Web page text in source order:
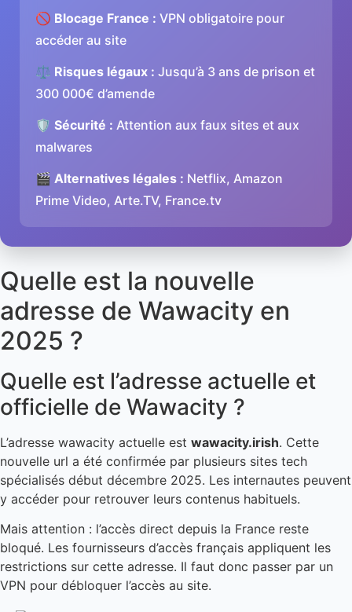
🚫 Blocage France : VPN obligatoire pour
accéder au site
⚖️ Risques légaux : Jusqu’à 3 ans de prison et
300 000€ d’amende
🛡️ Sécurité : Attention aux faux sites et aux
malwares
🎬 Alternatives légales : Netflix, Amazon
Prime Video, Arte.TV, France.tv
Quelle est la nouvelle
adresse de Wawacity en
2025 ?
Quelle est l’adresse actuelle et
officielle de Wawacity ?
L’adresse wawacity actuelle est wawacity.irish. Cette
nouvelle url a été confirmée par plusieurs sites tech
spécialisés début décembre 2025. Les internautes peuvent
y accéder pour retrouver leurs contenus habituels.
Mais attention : l’accès direct depuis la France reste
bloqué. Les fournisseurs d’accès français appliquent les
restrictions sur cette adresse. Il faut donc passer par un
VPN pour débloquer l’accès au site.